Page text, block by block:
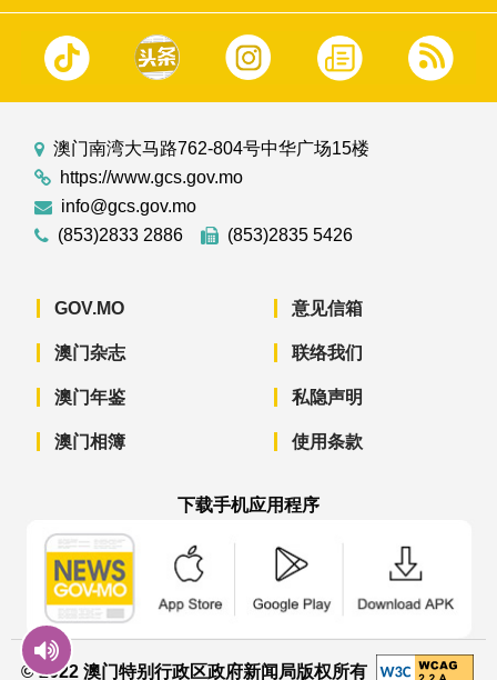
澳门南湾大马路762-804号中华广场15楼
https://www.gcs.gov.mo
info@gcs.gov.mo
(853)2833 2886
(853)2835 5426
GOV.MO
澳门杂志
澳门年鉴
澳门相簿
意见信箱
联络我们
私隐声明
使用条款
下载手机应用程序
© 2022 澳门特别行政区政府新闻局版权所有